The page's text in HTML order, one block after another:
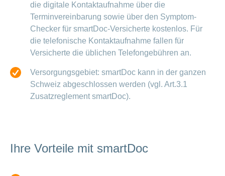
die digitale Kontaktaufnahme über die
Terminvereinbarung sowie über den Symptom-
Checker für smartDoc-Versicherte kostenlos. Für
die telefonische Kontaktaufnahme fallen für
Versicherte die üblichen Telefongebühren an.
Versorgungsgebiet: smartDoc kann in der ganzen
Schweiz abgeschlossen werden (vgl. Art.3.1
Zusatzreglement smartDoc).
Ihre Vorteile mit smartDoc